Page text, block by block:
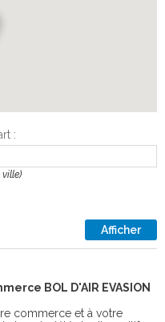
:
ville)
Afficher
BOL D'AIR EVASION
commerce et à votre